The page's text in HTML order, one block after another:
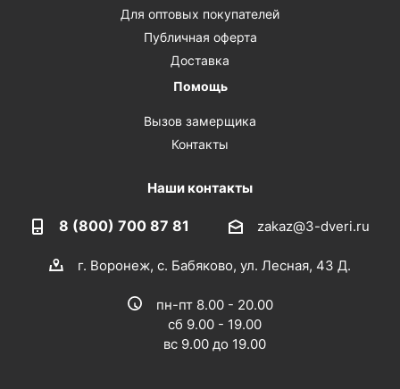
Для оптовых покупателей
Публичная оферта
Доставка
Помощь
Вызов замерщика
Контакты
Наши контакты
8 (800) 700 87 81 zakaz@3-dveri.ru
г. Воронеж, с. Бабяково, ул. Лесная, 43 Д.
пн-пт 8.00 - 20.00
сб 9.00 - 19.00
вс 9.00 до 19.00